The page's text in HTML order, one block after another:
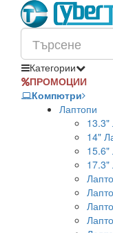
Категории
ПРОМОЦИИ
Компютри
Лаптопи
13.3"
14"
15.6"
17.3"